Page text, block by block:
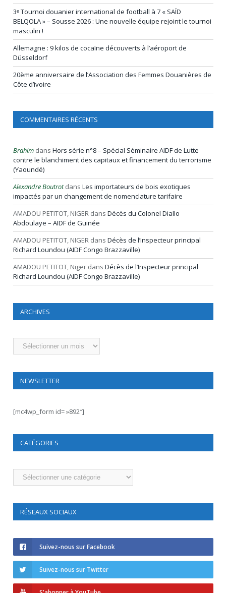
3ᵉ Tournoi douanier international de football à 7 « SAÏD
BELQOLA » – Sousse 2026 : Une nouvelle équipe rejoint le tournoi
masculin !
Allemagne : 9 kilos de cocaïne découverts à l’aéroport de
Düsseldorf
20ème anniversaire de l’Association des Femmes Douanières de
Côte d’ivoire
COMMENTAIRES RÉCENTS
Brahim dans Hors série n°8 – Spécial Séminaire AIDF de Lutte
contre le blanchiment des capitaux et financement du terrorisme
(Yaoundé)
Alexandre Boutrotdans Les importateurs de bois exotiques
impactés par un changement de nomenclature tarifaire
AMADOU PETITOT, NIGER dans Décès du Colonel Diallo
Abdoulaye – AIDF de Guinée
AMADOU PETITOT, NIGER dans Décès de l’Inspecteur principal
Richard Loundou (AIDF Congo Brazzaville)
AMADOU PETITOT, Niger dans Décès de l’Inspecteur principal
Richard Loundou (AIDF Congo Brazzaville)
ARCHIVES
Archives
NEWSLETTER
[mc4wp_form id= »892″]
CATÉGORIES
Catégories
RÉSEAUX SOCIAUX
Suivez-nous sur Facebook
Suivez-nous sur Twitter